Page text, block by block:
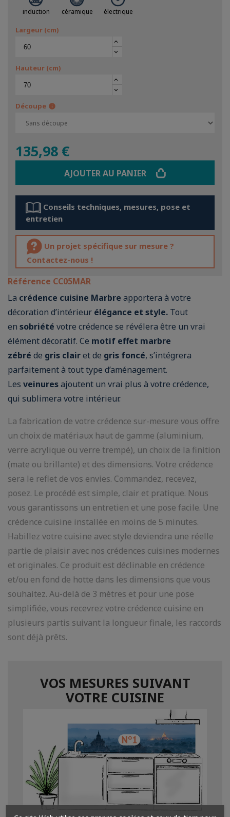
induction céramique électrique
Largeur (cm)
keyboard_arrow_up
keyboard_arrow_down
Hauteur (cm)
keyboard_arrow_up
keyboard_arrow_down
Découpe info
135,98 €
AJOUTER AU PANIER
Conseils techniques, mesures, pose et
entretien
Un projet spécifique sur mesure ?
Contactez-nous !
Référence CC05MAR
La crédence cuisine Marbre apportera à votre
décoration d’intérieur élégance et style. Tout
en sobriété votre crédence se révélera être un vrai
élément décoratif. Ce motif effet marbre
zébré de gris clairet de gris foncé, s’intégrera
parfaitement à tout type d’aménagement.
Les veinuresajoutent un vrai plus à votre crédence,
qui sublimera votre intérieur.
La fabrication de votre crédence sur-mesure vous offre
un choix de matériaux haut de gamme (aluminium,
verre acrylique ou verre trempé), un choix de la finition
(mate ou brillante) et des dimensions. Votre crédence
sera le reflet de vos envies. Commandez, recevez,
posez. Le procédé est simple, clair et pratique. Nous
vous garantissons un entretien et une pose facile. Une
crédence cuisine installée en moins de 5 minutes.
Habillez votre cuisine avec style deviendra une réelle
partie de plaisir avec nos crédences cuisines modernes
et originales. Ce produit est déclinable en crédence
et/ou en fond de hotte dans les dimensions que vous
souhaitez. Au-delà de 3 mètres et pour une pose
simplifiée, vous recevrez votre crédence cuisine en
plusieurs partis suivant la longueur finale, les raccords
sont déjà prêts.
VOS MESURES SUIVANT
VOTRE CUISINE